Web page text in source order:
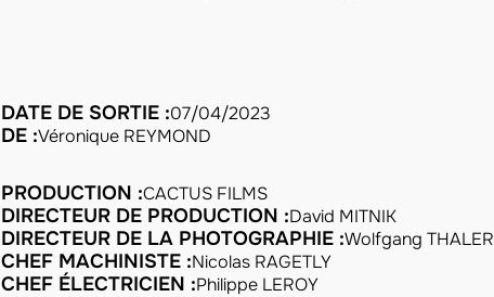
DATE DE SORTIE :07/04/2023
DE :Véronique REYMOND
PRODUCTION :CACTUS FILMS
DIRECTEUR DE PRODUCTION :David MITNIK
DIRECTEUR DE LA PHOTOGRAPHIE :Wolfgang THALER
CHEF MACHINISTE :Nicolas RAGETLY
CHEF ÉLECTRICIEN :Philippe LEROY